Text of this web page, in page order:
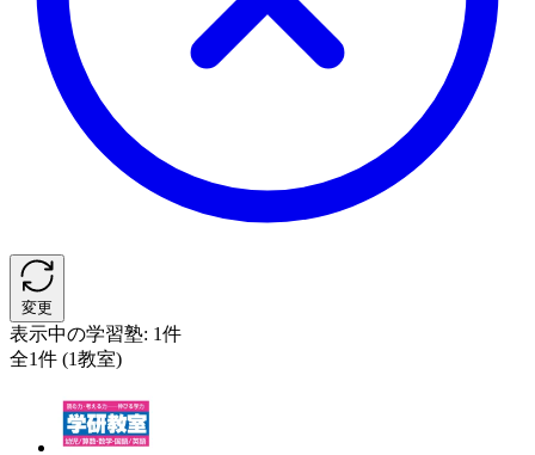
変更
表示中の学習塾: 1件
全1件 (1教室)